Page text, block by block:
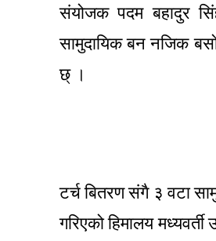
संयोजक पदम बहादुर
सामुदायिक बन नजिक
छ् ।
टर्च बितरण संगै ३ वटा
गरिएको हिमालय